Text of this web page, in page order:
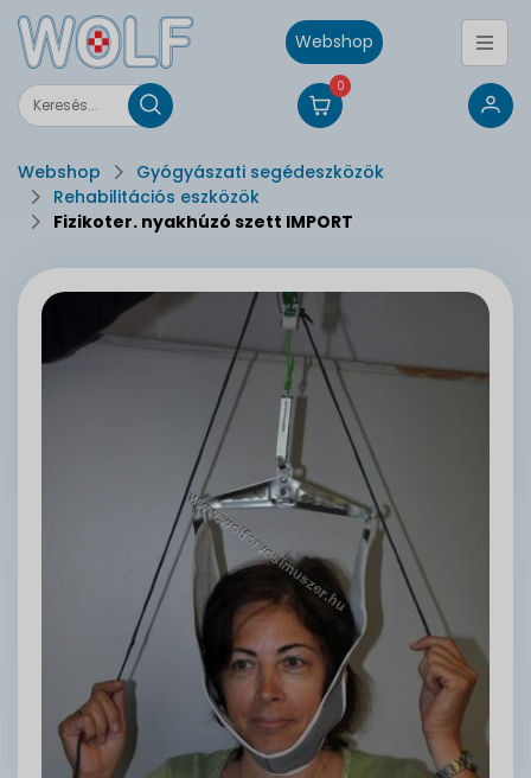
Webshop
0
Webshop
Gyógyászati segédeszközök
Rehabilitációs eszközök
Fizikoter. nyakhúzó szett IMPORT